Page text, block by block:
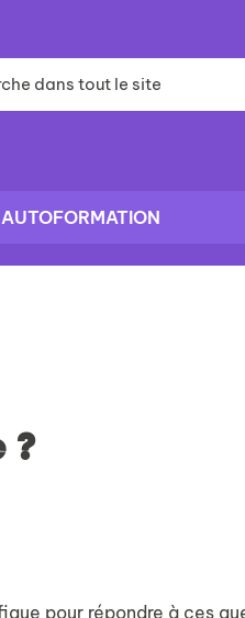
AUTOFORMATION
?
pour répondre à ces